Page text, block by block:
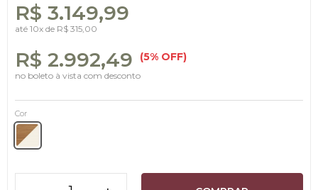
R$ 3.149,99
até 10x de R$ 315,00
R$ 2.992,49 (5% OFF)
no boleto à vista com desconto
Cor